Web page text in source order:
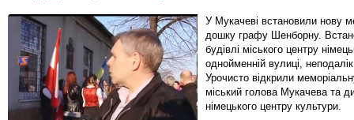
У Мукачеві встановили нову
дошку графу Шенборну.
будівлі міського центру
однойменній вулиці,
Урочисто відкрили
міський голова Мукачева та
німецького центру культури.